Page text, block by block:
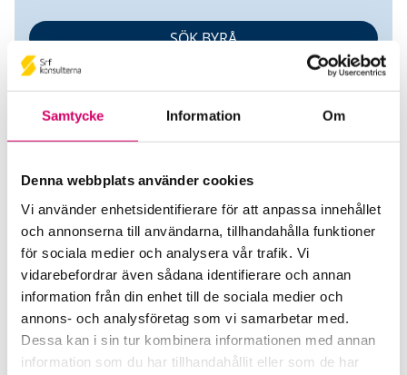
Samtycke Information Om
Denna webbplats använder cookies
Vi använder enhetsidentifierare för att anpassa innehållet
och annonserna till användarna, tillhandahålla funktioner
för sociala medier och analysera vår trafik. Vi
vidarebefordrar även sådana identifierare och annan
information från din enhet till de sociala medier och
annons- och analysföretag som vi samarbetar med.
Dessa kan i sin tur kombinera informationen med annan
information som du har tillhandahållit eller som de har
JP Ekonomiservice AB
Srf Auktoriserade konsulter
Joakim Persson
Auktoriserad Redovisningskonsult, Srf Certifierad
Affärsrådgivare
Skicka e-post